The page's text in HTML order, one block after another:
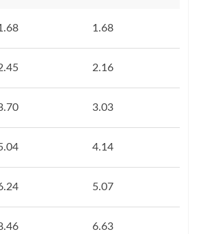
1.68
2.16
3.03
4.14
5.07
6.63